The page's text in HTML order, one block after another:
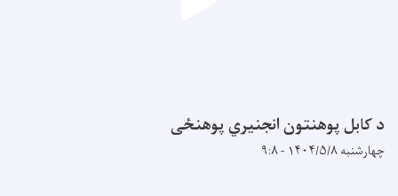
د کابل پوهنتون انجنیري پوهنځی
چهارشنبه ۱۴۰۴/۵/۸ - ۹:۸